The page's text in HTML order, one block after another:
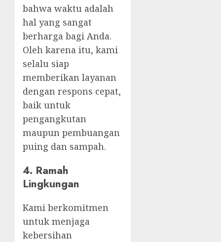
bahwa waktu adalah
hal yang sangat
berharga bagi Anda.
Oleh karena itu, kami
selalu siap
memberikan layanan
dengan respons cepat,
baik untuk
pengangkutan
maupun pembuangan
puing dan sampah.
4. Ramah
Lingkungan
Kami berkomitmen
untuk menjaga
kebersihan